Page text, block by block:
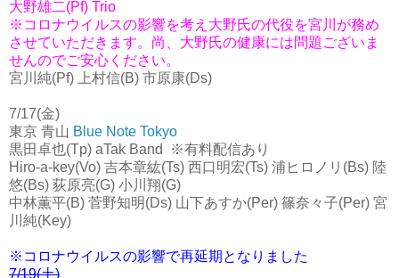
大野雄二(Pf) Trio
※コロナウイルスの影響を考え大野氏の代役を宮川が務め
させていただきます。尚、大野氏の健康には問題ございま
せんのでご安心ください。
宮川純(Pf) 上村信(B) 市原康(Ds)
7/17(金)
東京 青山 Blue Note Tokyo
黒田卓也(Tp) aTak Band ※有料配信あり
Hiro-a-key(Vo) 吉本章紘(Ts) 西口明宏(Ts) 浦ヒロノリ(Bs) 陸
悠(Bs) 荻原亮(G) 小川翔(G)
中林薫平(B) 菅野知明(Ds) 山下あすか(Per) 篠奈々子(Per) 宮
川純(Key)
※コロナウイルスの影響で再延期となりました
7/19(土)